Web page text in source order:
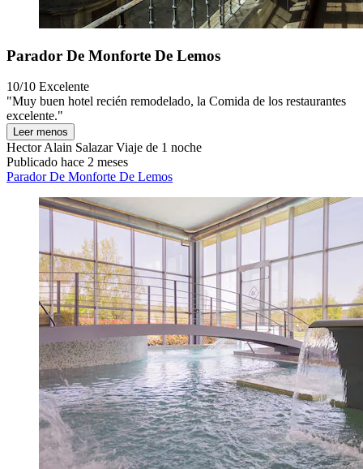
Parador De Monforte De Lemos
10/10 Excelente
"Muy buen hotel recién remodelado, la Comida de los restaurantes
excelente."
Leer menos
Hector Alain SalazarViaje de 1 noche
Publicado hace 2 meses
Parador De Monforte De Lemos